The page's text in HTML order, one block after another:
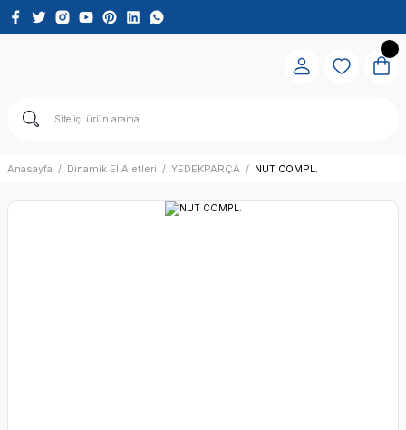
Anasayfa Dinamik El Aletleri YEDEKPARÇA NUT COMPL.